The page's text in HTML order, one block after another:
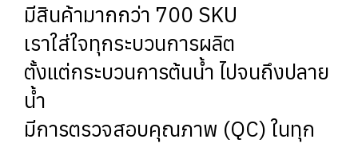
มีสินค้ามากกว่า 700 SKU
เราใส่ใจทุกระบวนการผลิต
ตั้งแต่กระบวนการต้นน้ำ ไปจนถึงปลาย
น้ำ
มีการตรวจสอบคุณภาพ (QC) ในทุก